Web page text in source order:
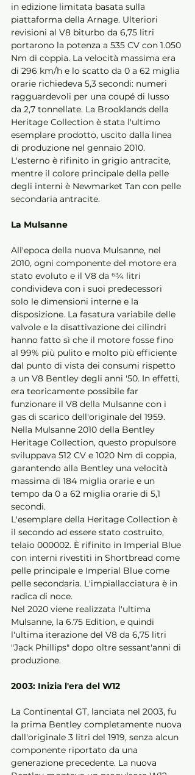
in edizione limitata basata sulla
piattaforma della Arnage. Ulteriori
revisioni al V8 biturbo da 6,75 litri
portarono la potenza a 535 CV con 1.050
Nm di coppia. La velocità massima era
di 296 km/h e lo scatto da 0 a 62 miglia
orarie richiedeva 5,3 secondi: numeri
ragguardevoli per una coupé di lusso
da 2,7 tonnellate. La Brooklands della
Heritage Collection è stata l'ultimo
esemplare prodotto, uscito dalla linea
di produzione nel gennaio 2010.
L'esterno è rifinito in grigio antracite,
mentre il colore principale della pelle
degli interni è Newmarket Tan con pelle
secondaria antracite.
La Mulsanne
All'epoca della nuova Mulsanne, nel
2010, ogni componente del motore era
stato evoluto e il V8 da 63⁄4 litri
condivideva con i suoi predecessori
solo le dimensioni interne e la
disposizione. La fasatura variabile delle
valvole e la disattivazione dei cilindri
hanno fatto sì che il motore fosse fino
al 99% più pulito e molto più efficiente
dal punto di vista dei consumi rispetto
a un V8 Bentley degli anni '50. In effetti,
era teoricamente possibile far
funzionare il V8 della Mulsanne con i
gas di scarico dell'originale del 1959.
Nella Mulsanne 2010 della Bentley
Heritage Collection, questo propulsore
sviluppava 512 CV e 1020 Nm di coppia,
garantendo alla Bentley una velocità
massima di 184 miglia orarie e un
tempo da 0 a 62 miglia orarie di 5,1
secondi.
L'esemplare della Heritage Collection è
il secondo ad essere stato costruito,
telaio 000002. È rifinito in Imperial Blue
con interni rivestiti in Shortbread come
pelle principale e Imperial Blue come
pelle secondaria. L'impiallacciatura è in
radica di noce.
Nel 2020 viene realizzata l'ultima
Mulsanne, la 6.75 Edition, e quindi
l'ultima iterazione del V8 da 6,75 litri
"Jack Phillips" dopo oltre sessant'anni di
produzione.
2003: Inizia l'era del W12
La Continental GT, lanciata nel 2003, fu
la prima Bentley completamente nuova
dall'originale 3 litri del 1919, senza alcun
componente riportato da una
generazione precedente. La nuova